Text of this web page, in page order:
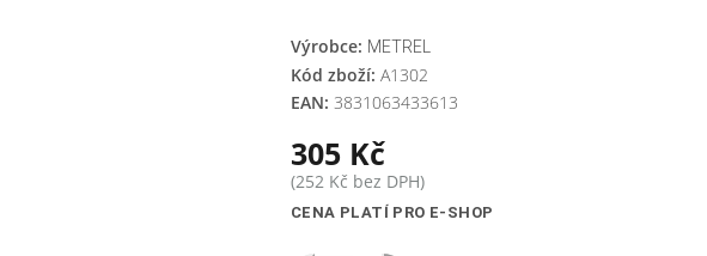
EAN: 3831063433613
Kód zboží: A1302
Výrobce: METREL
305 Kč
(252 Kč bez DPH)
CENA PLATÍ PRO E-SHOP